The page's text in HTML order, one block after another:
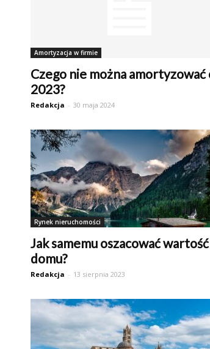
Amortyzacja w firmie
Czego nie można amortyzować
2023?
Redakcja - 30 maja 2024
Rynek nieruchomości
Jak samemu oszacować wartość
domu?
Redakcja - 13 sierpnia 2023